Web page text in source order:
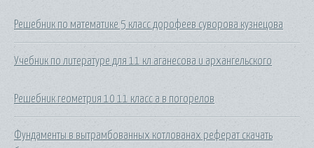
Решебник по математике 5 класс дорофеев суворова кузнецова
Учебник по литературе для 11 кл аганесова и архангельского
Решебник геометрия 10 11 класс а в погорелов
Фундаменты в вытрамбованных котлованах реферат скачать